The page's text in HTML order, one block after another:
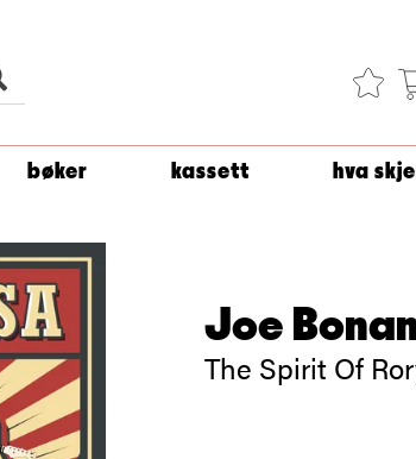
bøker kassett hva
Joe
The Spirit Of